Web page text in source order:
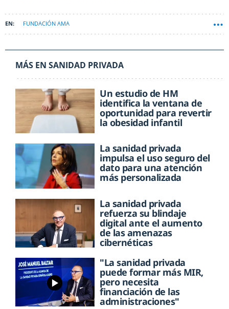
FUNDACIÓN AMA
MÁS EN SANIDAD PRIVADA
Un estudio de HM
identifica la ventana de
oportunidad para revertir
la obesidad infantil
La sanidad privada
impulsa el uso seguro del
dato para una atención
más personalizada
La sanidad privada
refuerza su blindaje
digital ante el aumento
de las amenazas
cibernéticas
"La sanidad privada
puede formar más MIR,
pero necesita
financiación de las
administraciones"